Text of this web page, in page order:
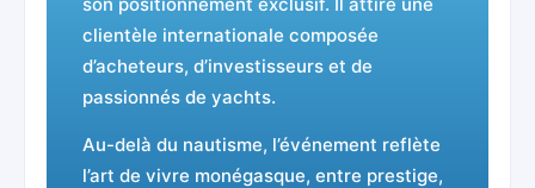
clientèle internationale composée
d’acheteurs, d’investisseurs et de
passionnés de yachts.
Au-delà du nautisme, l’événement reflète
l’art de vivre monégasque, entre prestige,